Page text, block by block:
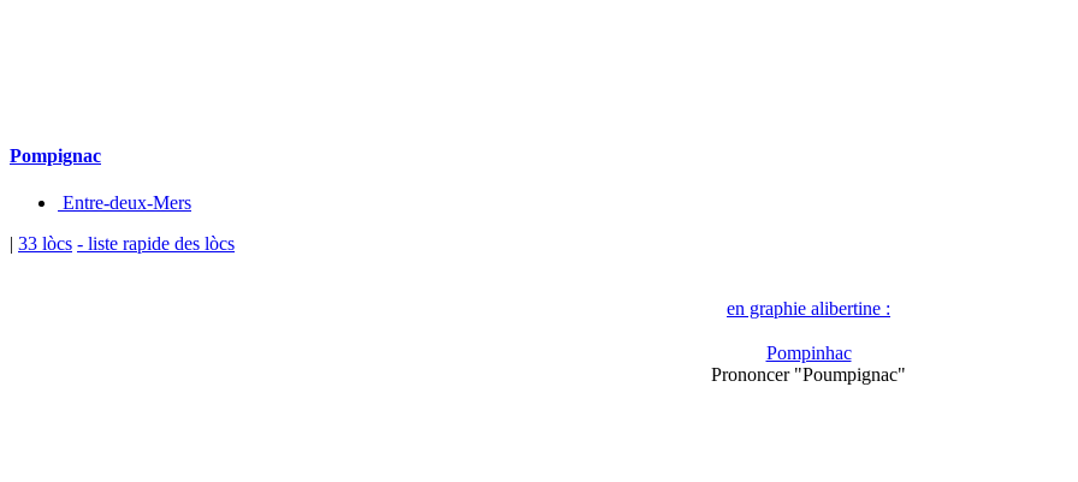
Pompignac
Entre-deux-Mers
| 33 lòcs - liste rapide des lòcs
en graphie alibertine :
Pompinhac
Prononcer "Poumpignac"